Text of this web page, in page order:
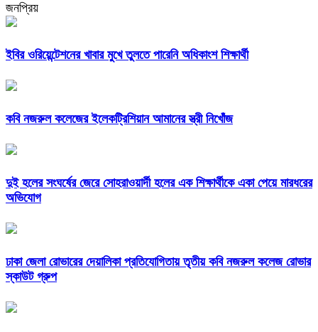
জনপ্রিয়
ইবির ওরিয়েন্টেশনের খাবার মুখে তুলতে পারেনি অধিকাংশ শিক্ষার্থী
কবি নজরুল কলেজের ইলেকট্রিশিয়ান আমানের স্ত্রী নিখোঁজ
দুই হলের সংঘর্ষের জেরে সোহরাওয়ার্দী হলের এক শিক্ষার্থীকে একা পেয়ে মারধরের
অভিযোগ
ঢাকা জেলা রোভারের দেয়ালিকা প্রতিযোগিতায় তৃতীয় কবি নজরুল কলেজ রোভার
স্কাউট গ্রুপ